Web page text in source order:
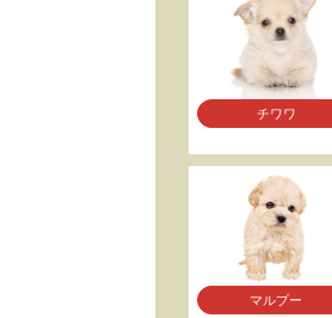
チワワ
マルプー